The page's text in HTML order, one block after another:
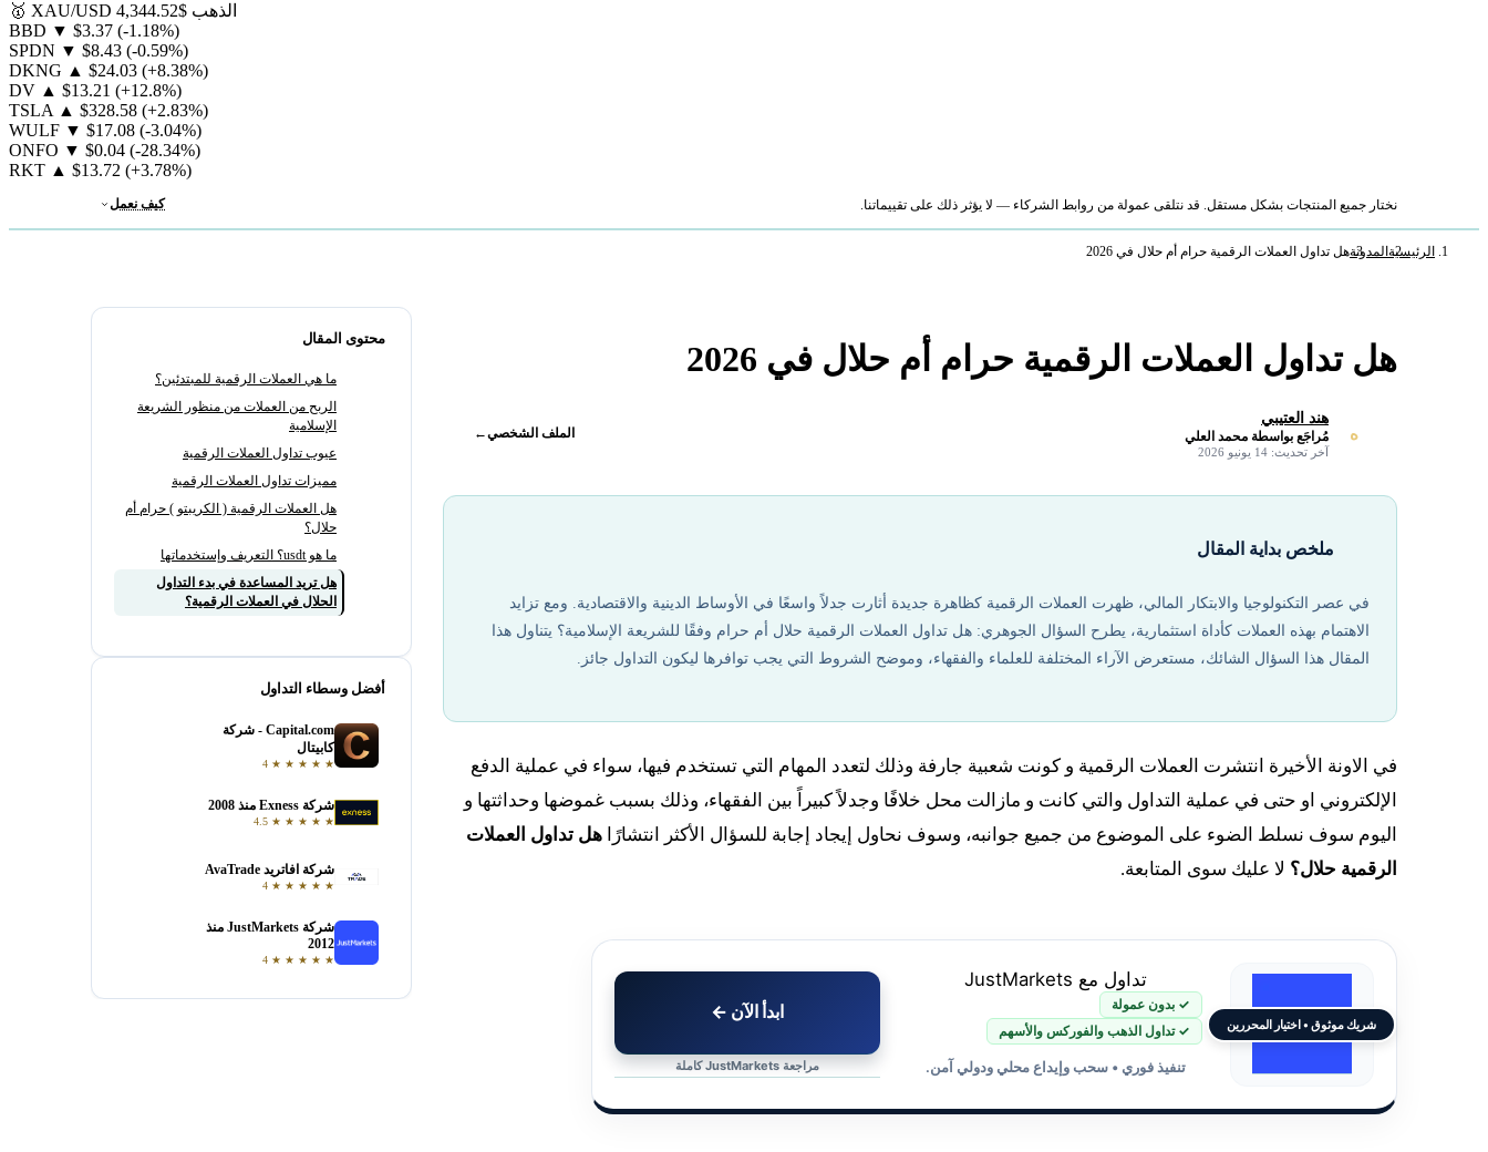
🥇 XAU/USD الذهب $4,344.52
BBD ▼ $3.37 (-1.18%)
SPDN ▼ $8.43 (-0.59%)
DKNG ▲ $24.03 (+8.38%)
DV ▲ $13.21 (+12.8%)
TSLA ▲ $328.58 (+2.83%)
WULF ▼ $17.08 (-3.04%)
ONFO ▼ $0.04 (-28.34%)
RKT ▲ $13.72 (+3.78%)
نختار جميع المنتجات بشكل مستقل. قد نتلقى عمولة من روابط الشركاء — لا يؤثر ذلك على تقييماتنا. كيف نعمل
الرئيسية المدونةهل تداول العملات الرقمية حرام أم حلال في 2026
هل تداول العملات الرقمية حرام أم حلال في 2026
ه
هند العتيبي
مُراجَع بواسطة محمد العلي
آخر تحديث: 14 يونيو 2026
الملف الشخصي←
ملخص بداية المقال
في عصر التكنولوجيا والابتكار المالي، ظهرت العملات الرقمية كظاهرة جديدة أثارت جدلاً واسعًا في الأوساط الدينية والاقتصادية. ومع تزايد
الاهتمام بهذه العملات كأداة استثمارية، يطرح السؤال الجوهري: هل تداول العملات الرقمية حلال أم حرام وفقًا للشريعة الإسلامية؟ يتناول هذا
المقال هذا السؤال الشائك، مستعرض الآراء المختلفة للعلماء والفقهاء، وموضح الشروط التي يجب توافرها ليكون التداول جائز.
في الاونة الأخيرة انتشرت العملات الرقمية و كونت شعبية جارفة وذلك لتعدد المهام التي تستخدم فيها، سواء في عملية الدفع
الإلكتروني او حتى في عملية التداول والتي كانت و مازالت محل خلافًا وجدلاً كبيراً بين الفقهاء، وذلك بسبب غموضها وحداثتها و
اليوم سوف نسلط الضوء على الموضوع من جميع جوانبه، وسوف نحاول إيجاد إجابة للسؤال الأكثر انتشارًا هل تداول العملات
الرقمية حلال؟ لا عليك سوى المتابعة.
شريك موثوق • اختيار المحررين
تداول مع JustMarkets
✓ بدون عمولة
✓ تداول الذهب والفوركس والأسهم
تنفيذ فوري • سحب وإيداع محلي ودولي آمن.
ابدأ الآن ←
مراجعة JustMarkets كاملة
محتوى المقال
ما هي العملات الرقمية للمبتدئين؟
الربح من العملات من منظور الشريعة
الإسلامية
عيوب تداول العملات الرقمية
مميزات تداول العملات الرقمية
هل العملات الرقمية ( الكريبتو ) حرام أم
حلال؟
ما هو usdt؟ التعريف وإستخدماتها
هل تريد المساعدة في بدء التداول
الحلال في العملات الرقمية؟
أفضل وسطاء التداول
Capital.com - شركة
كابيتال
★
★
★
★
★
شركة Exness منذ 2008
★
★
★
★
★
شركة افاتريد AvaTrade
★
★
★
★
★
شركة JustMarkets منذ
2012
★
★
★
★
★